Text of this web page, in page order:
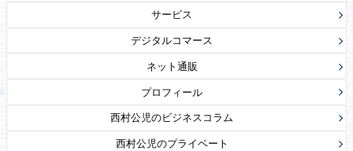
サービス
デジタルコマース
ネット通販
プロフィール
西村公児のビジネスコラム
西村公児のプライベート